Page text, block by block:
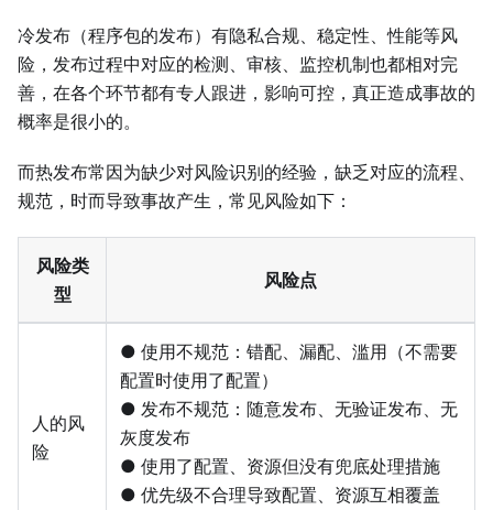
冷发布（程序包的发布）有隐私合规、稳定性、性能等风
险，发布过程中对应的检测、审核、监控机制也都相对完
善，在各个环节都有专人跟进，影响可控，真正造成事故的
概率是很小的。
而热发布常因为缺少对风险识别的经验，缺乏对应的流程、
规范，时而导致事故产生，常见风险如下：
风险类
型
风险点
人的风
险
● 使用不规范：错配、漏配、滥用（不需要
配置时使用了配置）
● 发布不规范：随意发布、无验证发布、无
灰度发布
● 使用了配置、资源但没有兜底处理措施
● 优先级不合理导致配置、资源互相覆盖